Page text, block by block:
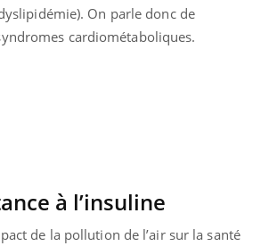
On parle donc de
cardiométaboliques.
à l’insuline
de la pollution de l’air sur la santé